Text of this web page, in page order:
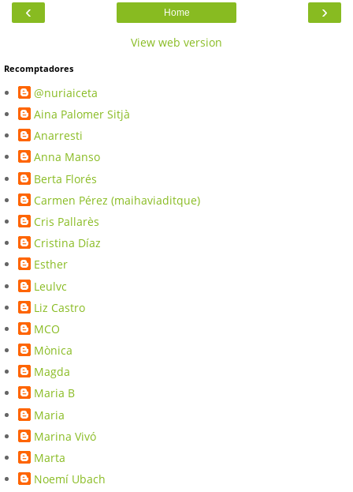
‹ ›
Home
View web version
Recomptadores
@nuriaiceta
Aina Palomer Sitjà
Anarresti
Anna Manso
Berta Florés
Carmen Pérez (maihaviaditque)
Cris Pallarès
Cristina Díaz
Esther
Leulvc
Liz Castro
MCO
Mònica
Magda
Maria B
Maria
Marina Vivó
Marta
Noemí Ubach